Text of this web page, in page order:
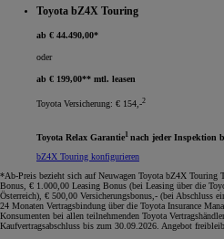
Toyota bZ4X Touring
ab € 44.490,00*
oder
ab € 199,00** mtl. leasen
Toyota Versicherung: € 154,-2
Toyota Relax Garantie1 nach jeder Inspektion
bZ4X Touring konfigurieren
*Ab-Preis bezieht sich auf Neuwagen Toyota bZ4X Touring
Bonus, € 1.000,00 Leasing Bonus (bei Leasing über die
Österreich), € 500,00 Versicherungsbonus,- (bei Abschluss
24 Monaten Vertragsbindung über die Toyota Insurance
Konsumenten bei allen teilnehmenden Toyota
Kaufvertragsabschluss bis zum 30.09.2026. Angebot